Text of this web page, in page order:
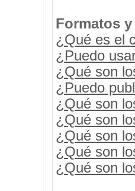
Formatos
¿Qué es el
¿Puedo
¿Qué son
¿Puedo
¿Qué son
¿Qué son
¿Qué son
¿Qué son
¿Qué son